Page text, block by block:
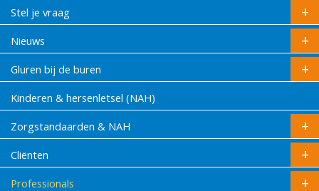
Stel je vraag
Nieuws
Gluren bij de buren
Kinderen & hersenletsel (NAH)
Zorgstandaarden & NAH
Cliënten
Professionals